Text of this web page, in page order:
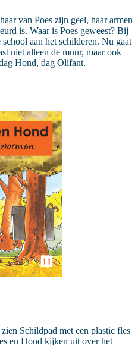
van Poes zijn geel, haar armen
is. Waar is Poes geweest? Bij
aan het schilderen. Nu gaat
niet alleen de muur, maar ook
Hond, dag Olifant.
Schildpad met een plastic fles
en Hond kijken uit over het